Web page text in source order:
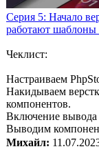
Серия 5: Начало
работают шаблоны
Чеклист:
Настраиваем
Накидываем
компонентов.
Включение
Выводим
Михайл: